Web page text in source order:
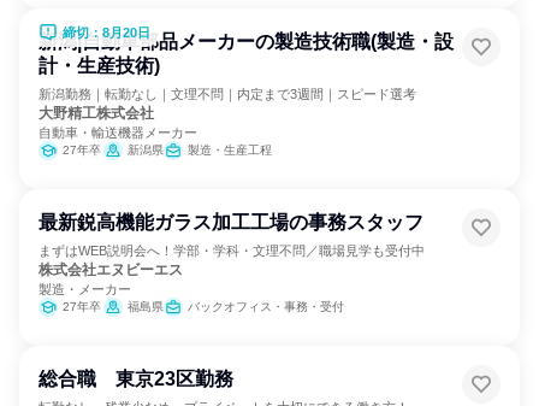
締切：8月20日
新潟|自動車部品メーカーの製造技術職(製造・設
計・生産技術)
新潟勤務｜転勤なし｜文理不問｜内定まで3週間｜スピード選考
大野精工株式会社
自動車・輸送機器メーカー
27年卒 新潟県 製造・生産工程
最新鋭高機能ガラス加工工場の事務スタッフ
まずはWEB説明会へ！学部・学科・文理不問／職場見学も受付中
株式会社エヌビーエス
製造・メーカー
27年卒 福島県 バックオフィス・事務・受付
総合職 東京23区勤務